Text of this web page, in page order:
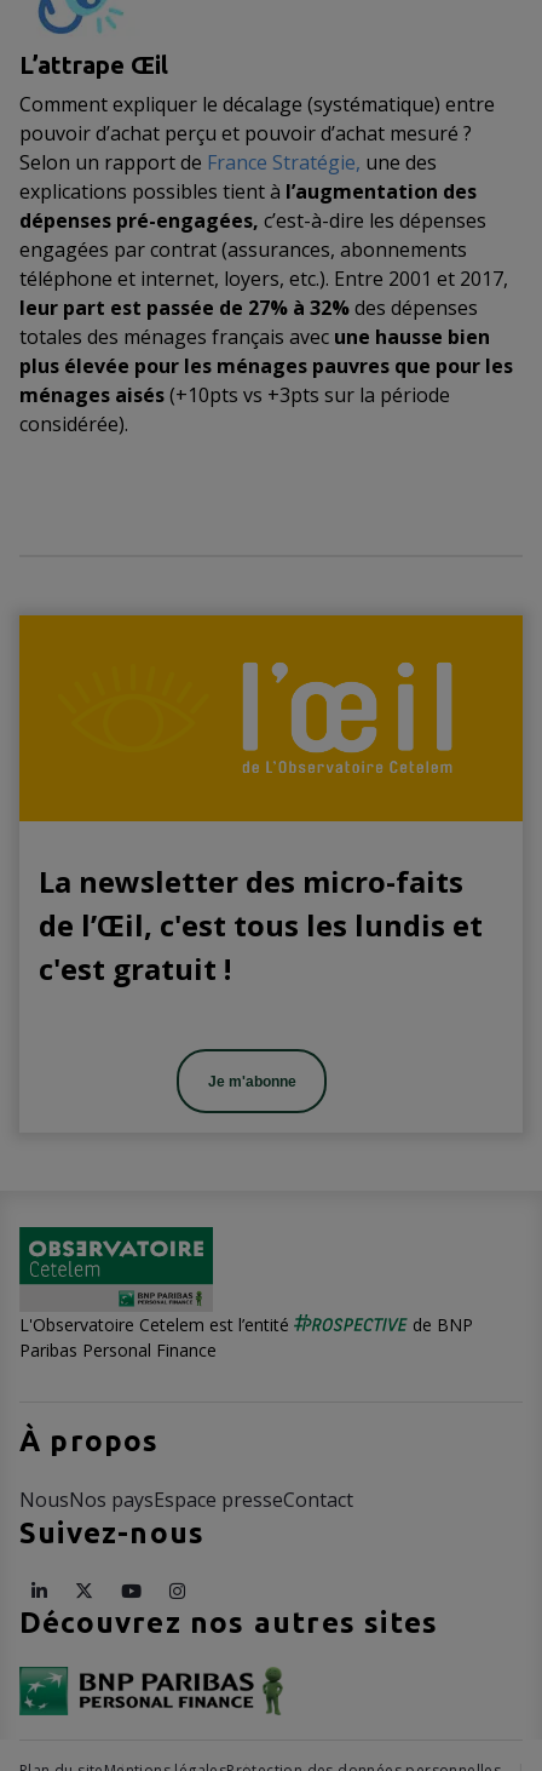
L’attrape Œil
Comment expliquer le décalage (systématique) entre
pouvoir d’achat perçu et pouvoir d’achat mesuré ?
Selon un rapport de France Stratégie, une des
explications possibles tient à l’augmentation des
dépenses pré-engagées, c’est-à-dire les dépenses
engagées par contrat (assurances, abonnements
téléphone et internet, loyers, etc.). Entre 2001 et 2017,
leur part est passée de 27% à 32%des dépenses
totales des ménages français avec une hausse bien
plus élevée pour les ménages pauvres que pour les
ménages aisés(+10pts vs +3pts sur la période
considérée).
La newsletter des micro-faits
de l’Œil, c'est tous les lundis et
c'est gratuit !
Je m'abonne
L'Observatoire Cetelem est l’entité
de BNP
Paribas Personal Finance
À propos
NousNos paysEspace presseContact
Suivez-nous
Découvrez nos autres sites